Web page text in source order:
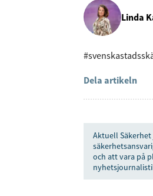
Linda
Dela artikeln
Aktuell
och att vara på